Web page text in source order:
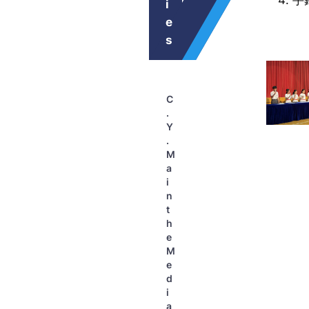
i
e
s
C
.
Y
.
M
a
i
n
t
h
e
M
e
d
i
a